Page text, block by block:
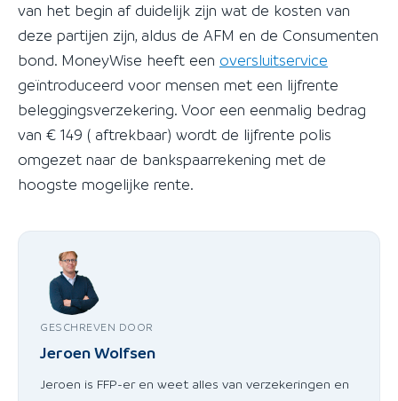
van het begin af duidelijk zijn wat de kosten van
deze partijen zijn, aldus de AFM en de Consumenten
bond. MoneyWise heeft een oversluitservice
geïntroduceerd voor mensen met een lijfrente
beleggingsverzekering. Voor een eenmalig bedrag
van € 149 ( aftrekbaar) wordt de lijfrente polis
omgezet naar de bankspaarrekening met de
hoogste mogelijke rente.
GESCHREVEN DOOR
Jeroen Wolfsen
Jeroen is FFP-er en weet alles van verzekeringen en